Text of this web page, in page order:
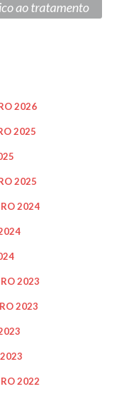
ao tratamento
2026
2025
2025
2024
2023
2023
2022